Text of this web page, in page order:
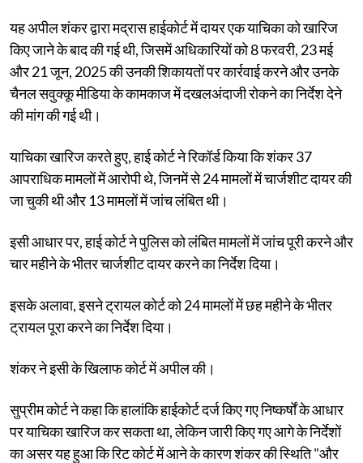
यह अपील शंकर द्वारा मद्रास हाईकोर्ट में दायर एक याचिका को खारिज
किए जाने के बाद की गई थी, जिसमें अधिकारियों को 8 फरवरी, 23 मई
और 21 जून, 2025 की उनकी शिकायतों पर कार्रवाई करने और उनके
चैनल सवुक्कू मीडिया के कामकाज में दखलअंदाजी रोकने का निर्देश देने
की मांग की गई थी।
याचिका खारिज करते हुए, हाई कोर्ट ने रिकॉर्ड किया कि शंकर 37
आपराधिक मामलों में आरोपी थे, जिनमें से 24 मामलों में चार्जशीट दायर की
जा चुकी थी और 13 मामलों में जांच लंबित थी।
इसी आधार पर, हाई कोर्ट ने पुलिस को लंबित मामलों में जांच पूरी करने और
चार महीने के भीतर चार्जशीट दायर करने का निर्देश दिया।
इसके अलावा, इसने ट्रायल कोर्ट को 24 मामलों में छह महीने के भीतर
ट्रायल पूरा करने का निर्देश दिया।
शंकर ने इसी के खिलाफ कोर्ट में अपील की।
सुप्रीम कोर्ट ने कहा कि हालांकि हाईकोर्ट दर्ज किए गए निष्कर्षों के आधार
पर याचिका खारिज कर सकता था, लेकिन जारी किए गए आगे के निर्देशों
का असर यह हुआ कि रिट कोर्ट में आने के कारण शंकर की स्थिति "और